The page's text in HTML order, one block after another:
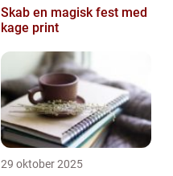
Skab en magisk fest med
kage print
29 oktober 2025